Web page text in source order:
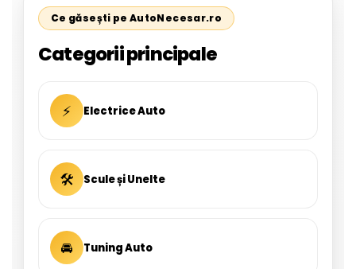
Ce găsești pe AutoNecesar.ro
Categorii principale
⚡ Electrice Auto
🛠 Scule și Unelte
🚘 Tuning Auto